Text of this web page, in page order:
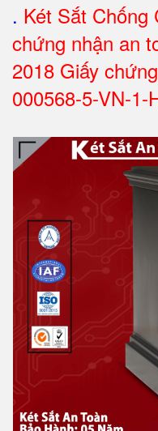
. Két Sắt Chống
chứng nhận an
2018 Giấy
000568-5-VN-1-